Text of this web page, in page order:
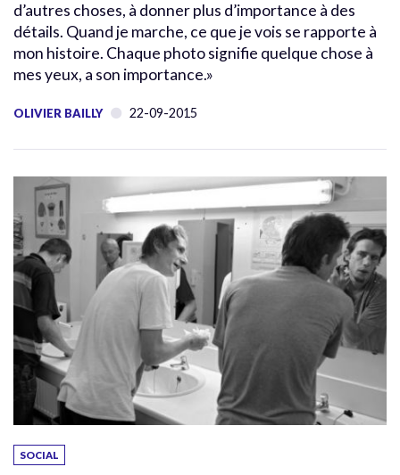
d’autres choses, à donner plus d’importance à des
détails. Quand je marche, ce que je vois se rapporte à
mon histoire. Chaque photo signifie quelque chose à
mes yeux, a son importance.»
OLIVIER BAILLY 22-09-2015
SOCIAL